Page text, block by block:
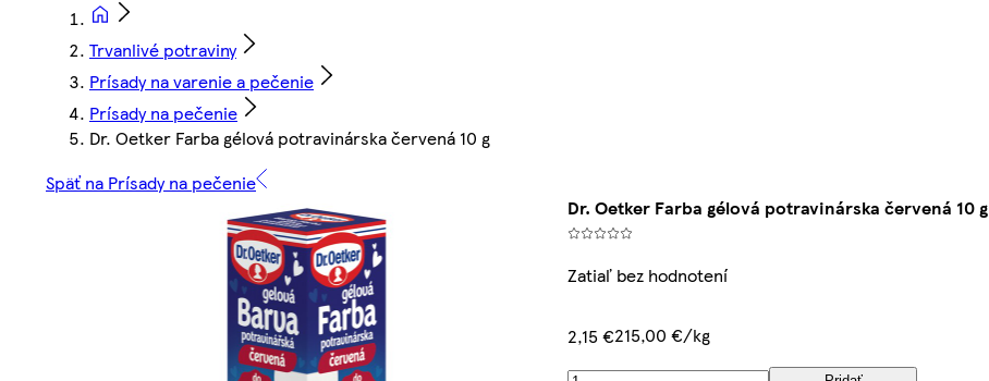
Trvanlivé potraviny
Prísady na varenie a pečenie
Prísady na pečenie
Dr. Oetker Farba gélová potravinárska červená 10 g
Späť na Prísady na pečenie
Dr. Oetker Farba gélová potravinárska červená 10 g
Zatiaľ bez hodnotení
2,15 €215,00 €/kg